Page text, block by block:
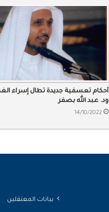
أحكام تعسفية جديدة تطال إسراء
ود. عبد الله بصفر
14/10/2022
بيانات المعتقلين